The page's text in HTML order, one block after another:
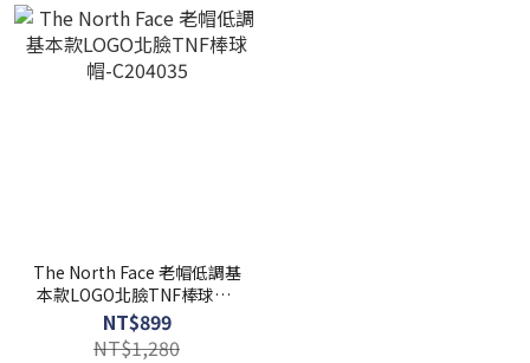
The North Face 老帽低調基
本款LOGO北臉TNF棒球帽-
C204035
NT$899
NT$1,280